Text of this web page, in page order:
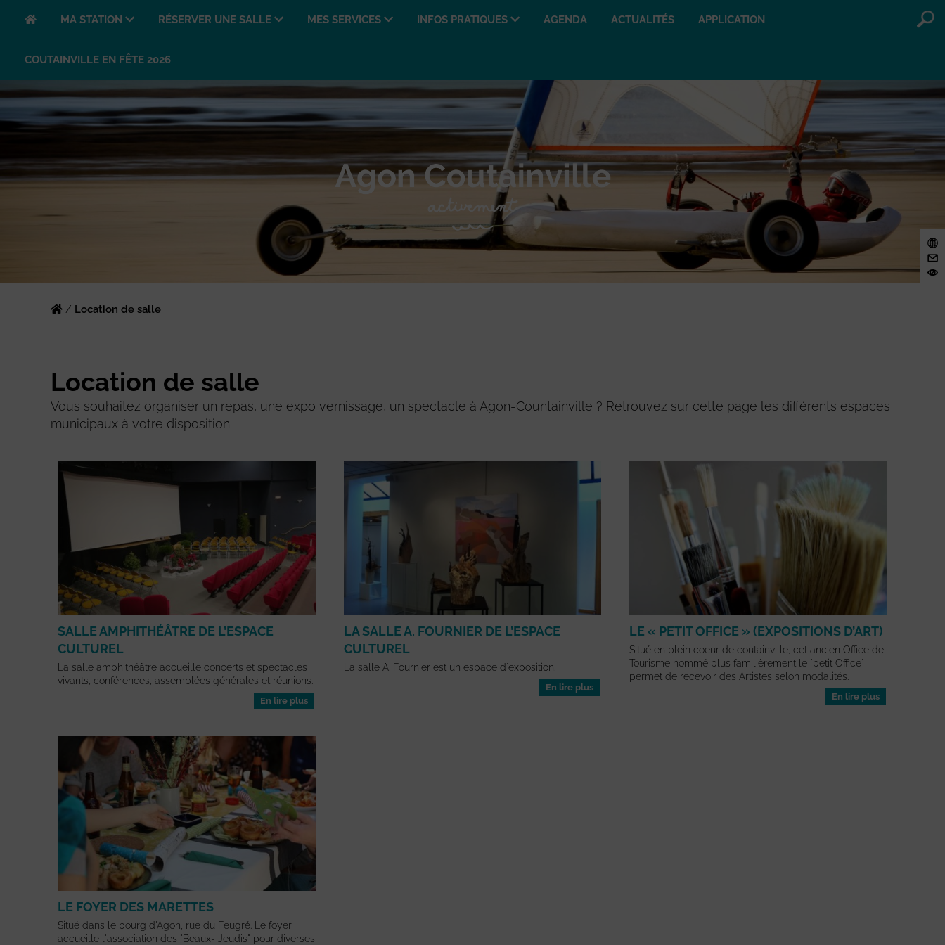
MA STATION RÉSERVER UNE SALLE MES SERVICES INFOS PRATIQUES AGENDA ACTUALITÉS APPLICATION
COUTAINVILLE EN FÊTE 2026
/ Location de salle
Location de salle
Vous souhaitez organiser un repas, une expo vernissage, un spectacle à Agon-Countainville ? Retrouvez sur cette page les différents espaces
municipaux à votre disposition.
SALLE AMPHITHÉÂTRE DE L’ESPACE
CULTUREL
La salle amphithéâtre accueille concerts et spectacles
vivants, conférences, assemblées générales et réunions.
En lire plus
LA SALLE A. FOURNIER DE L’ESPACE
CULTUREL
La salle A. Fournier est un espace d'exposition.
En lire plus
LE « PETIT OFFICE » (EXPOSITIONS D’ART)
Situé en plein coeur de coutainville, cet ancien Office de
Tourisme nommé plus familièrement le "petit Office"
permet de recevoir des Artistes selon modalités.
En lire plus
LE FOYER DES MARETTES
Situé dans le bourg d'Agon, rue du Feugré. Le foyer
accueille l'association des "Beaux- Jeudis" pour diverses